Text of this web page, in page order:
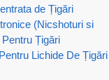
de Țigări
(Nicshoturi si
Țigări
Lichide De Țigări